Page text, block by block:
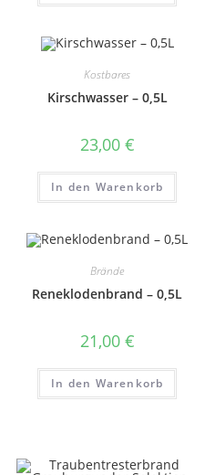
Kostbares
Kirschwasser – 0,5L
23,00 €
In den Warenkorb
Brände
Reneklodenbrand – 0,5L
21,00 €
In den Warenkorb